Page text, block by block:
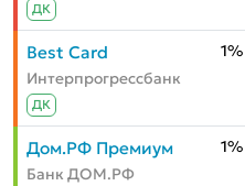
ДК
Best Card
Интерпрогрессбанк
ДК
1%
Дом.РФ Премиум
Банк ДОМ.РФ
1%